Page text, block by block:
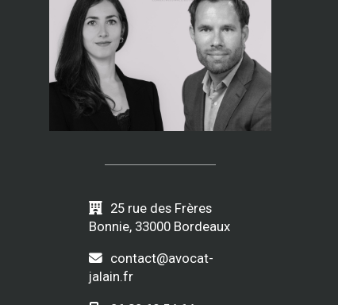
25 rue des Frères
Bonnie, 33000 Bordeaux
contact@avocat-
jalain.fr